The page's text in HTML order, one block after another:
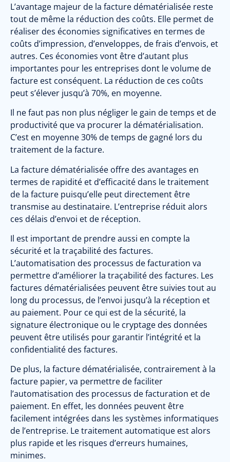
L’avantage majeur de la facture dématérialisée reste
tout de même la réduction des coûts. Elle permet de
réaliser des économies significatives en termes de
coûts d’impression, d’enveloppes, de frais d’envois, et
autres. Ces économies vont être d’autant plus
importantes pour les entreprises dont le volume de
facture est conséquent. La réduction de ces coûts
peut s’élever jusqu’à 70%, en moyenne.
Il ne faut pas non plus négliger le gain de temps et de
productivité que va procurer la dématérialisation.
C’est en moyenne 30% de temps de gagné lors du
traitement de la facture.
La facture dématérialisée offre des avantages en
termes de rapidité et d’efficacité dans le traitement
de la facture puisqu’elle peut directement être
transmise au destinataire. L’entreprise réduit alors
ces délais d’envoi et de réception.
Il est important de prendre aussi en compte la
sécurité et la traçabilité des factures.
L’automatisation des processus de facturation va
permettre d’améliorer la traçabilité des factures. Les
factures dématérialisées peuvent être suivies tout au
long du processus, de l’envoi jusqu’à la réception et
au paiement. Pour ce qui est de la sécurité, la
signature électronique ou le cryptage des données
peuvent être utilisés pour garantir l’intégrité et la
confidentialité des factures.
De plus, la facture dématérialisée, contrairement à la
facture papier, va permettre de faciliter
l’automatisation des processus de facturation et de
paiement. En effet, les données peuvent être
facilement intégrées dans les systèmes informatiques
de l’entreprise. Le traitement automatique est alors
plus rapide et les risques d’erreurs humaines,
minimes.